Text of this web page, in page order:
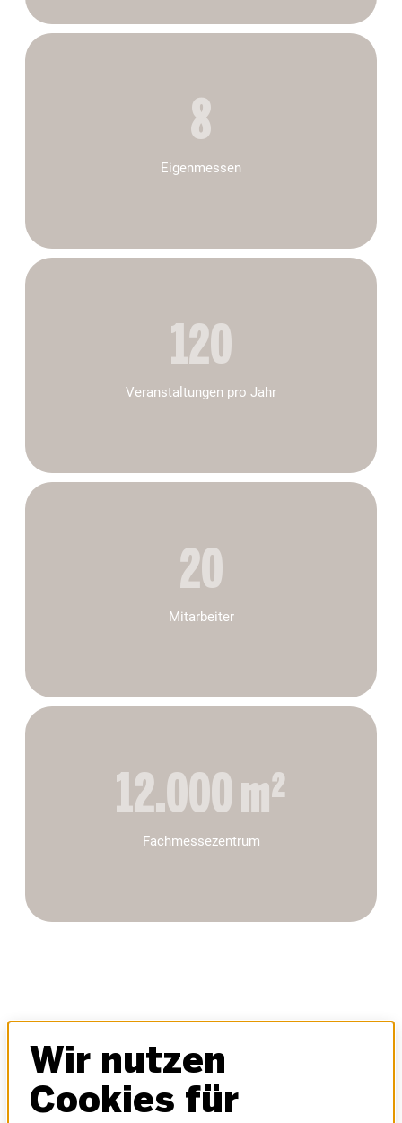
Eigenmessen
8
Veranstaltungen pro Jahr
120
Mitarbeiter
20
Fachmessezentrum
12.000 m²
LOCATION
Wir nutzen
Cookies für